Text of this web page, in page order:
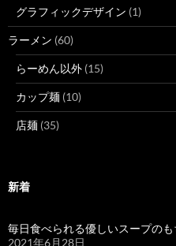
グラフィックデザイン (1)
ラーメン (60)
らーめん以外 (15)
カップ麺 (10)
店麺 (35)
新着
毎日食べられる優しいスープのも
2021年6月28日